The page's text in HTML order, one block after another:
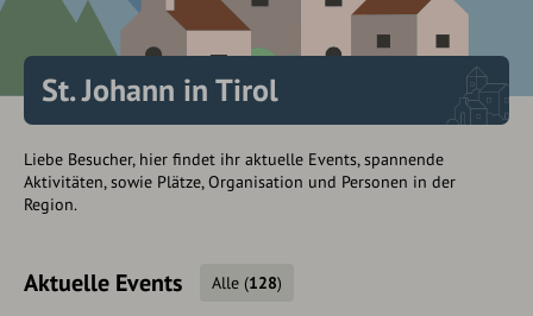
St. Johann in Tirol
Liebe Besucher, hier findet ihr aktuelle Events, spannende
Aktivitäten, sowie Plätze, Organisation und Personen in der
Region.
Aktuelle Events Alle (128)